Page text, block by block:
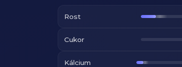
Rost
Cukor
Kálcium